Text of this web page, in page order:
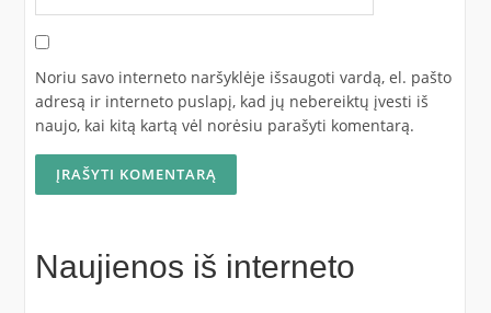
Noriu savo interneto naršyklėje išsaugoti vardą, el. pašto
adresą ir interneto puslapį, kad jų nebereiktų įvesti iš
naujo, kai kitą kartą vėl norėsiu parašyti komentarą.
Naujienos iš interneto